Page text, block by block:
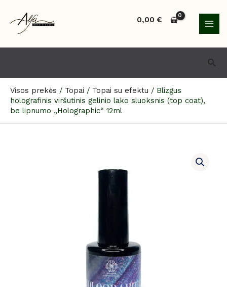
turinio
0,00€
Visos prekės / Topai / Topai su efektu / Blizgus
holografinis viršutinis gelinio lako sluoksnis (top coat),
be lipnumo „Holographic“ 12ml